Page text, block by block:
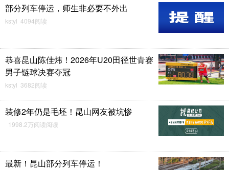
早安～ 早上好呀
金金必辉煌 13
部分列车停运，师生非必要不外出
kstyl 4094阅读
恭喜昆山陈佳炜！2026年U20田径世青赛
男子链球决赛夺冠
kstyl 3682阅读
装修2年仍是毛坯！昆山网友被坑惨
1998.2万阅读阅读
最新！昆山部分列车停运！